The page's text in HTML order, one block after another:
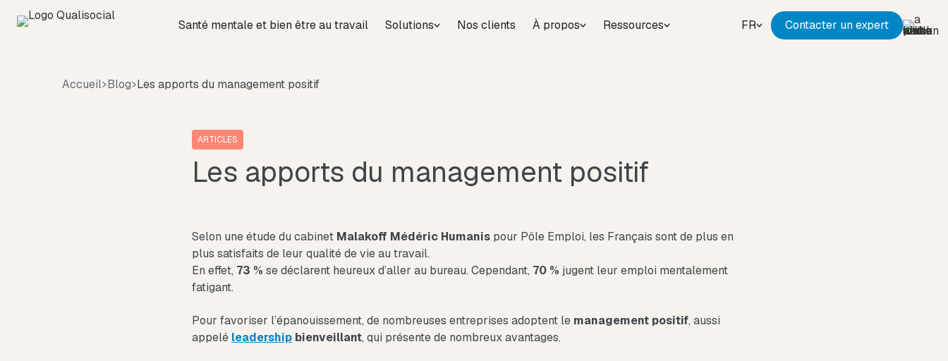
Santé mentale et bien être au travail Solutions Nos clients À propos Ressources FR Contacter un expert
Accueil Blog Les apports du management positif
ARTICLES
Les apports du management positif
Selon une étude du cabinet Malakoff Médéric Humanis pour Pôle Emploi, les Français sont de plus en
plus satisfaits de leur qualité de vie au travail.
En effet, 73 % se déclarent heureux d’aller au bureau. Cependant, 70 % jugent leur emploi mentalement
fatigant.
Pour favoriser l’épanouissement, de nombreuses entreprises adoptent le management positif, aussi
appelé leadership bienveillant, qui présente de nombreux avantages.